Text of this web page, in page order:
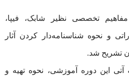
تخصصی نظیر شابک، فیپا،
و نحوه شناسنامه‌دار کردن آثار
تشریح شد.
این دوره آموزشی، نحوه تهیه و